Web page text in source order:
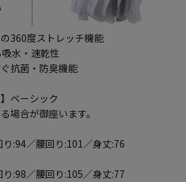
360度ストレッチ機能
水・速乾性
抗菌・防臭機能
ベーシック
場合が御座います。
:94／腰回り:101／身丈:76
:98／腰回り:105／身丈:77